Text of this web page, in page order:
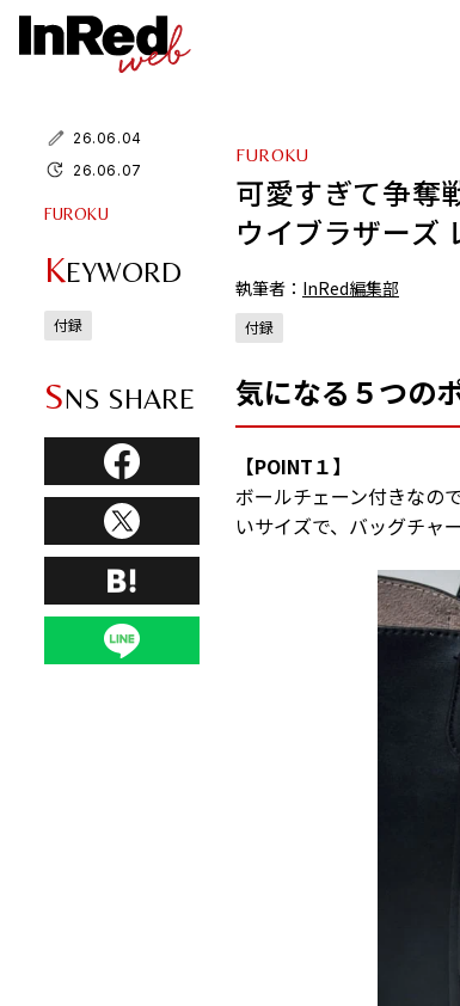
FUROKU
可愛すぎて争奪
ウイブラザーズ
執筆者： InRed編集部
付録
気になる５つの
【POINT１】
ボールチェーン付きなの
いサイズで、バッグチャ
26.06.04
26.06.07
FUROKU
KEYWORD
付録
SNS SHARE